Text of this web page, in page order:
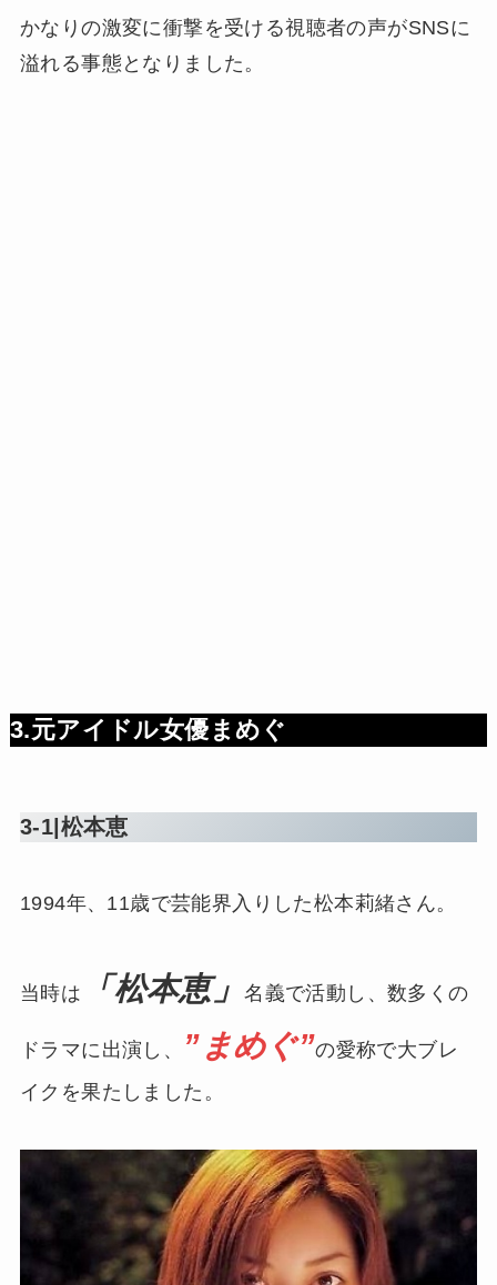
かなりの激変に衝撃を受ける視聴者の声がSNSに
溢れる事態となりました。
3.元アイドル女優まめぐ
3-1|松本恵
1994年、11歳で芸能界入りした松本莉緒さん。
当時は 「松本恵」名義で活動し、数多くの
ドラマに出演し、 ”まめぐ”の愛称で大ブレ
イクを果たしました。